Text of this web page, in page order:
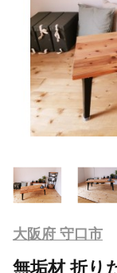
大阪府 守口市
無垢材 折り